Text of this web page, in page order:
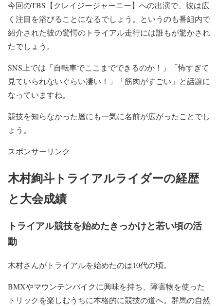
今回のTBS 【クレイジージャーニー】 への出演で、彼は広
く注目を浴びることになるでしょう。というのも番組内で
紹介された彼の驚愕のトライアル走行には誰もが驚かされ
たでしょう。
SNS上では 「自転車でここまでできるのか！」「怖すぎて
見ていられないぐらい凄い！」「筋肉がすごい」 と話題に
なっていますね。
競技を知らなかった層にも一気に名前が広がったことでし
ょう。
スポンサーリンク
木村絢斗トライアルライダーの経歴
と大会成績
トライアル競技を始めたきっかけと若い頃の活
動
木村さんがトライアルを始めたのは10代の頃。
BMXやマウンテンバイクに興味を持ち、障害物を使った
トリックを楽しむうちに本格的に競技の道へ。群馬の自然